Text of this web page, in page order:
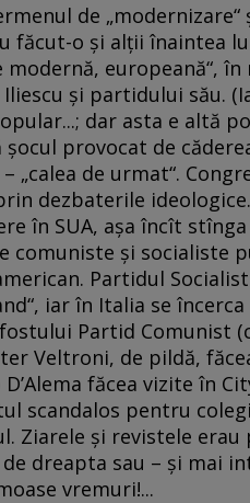
de
făcut-o şi alţii înaintea
europeană“, în
şi partidului său.
dar asta e altă
provocat de
„calea de urmat“.
dezbaterile
în SUA, aşa încît
comuniste şi socialiste
Partidul
iar în Italia se
Partid Comunist
Veltroni, de pildă,
făcea vizite în
scandalos pentru
Ziarele şi revistele
dreapta sau – şi mai
vremuri!...